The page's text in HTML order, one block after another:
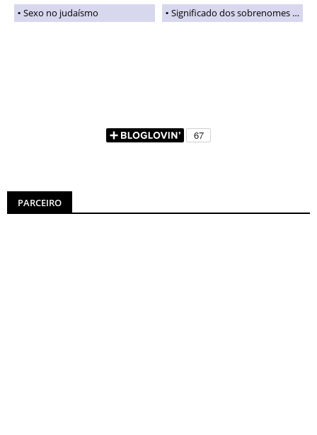
Sexo no judaísmo
Significado dos sobrenomes judaicos
PARCEIRO